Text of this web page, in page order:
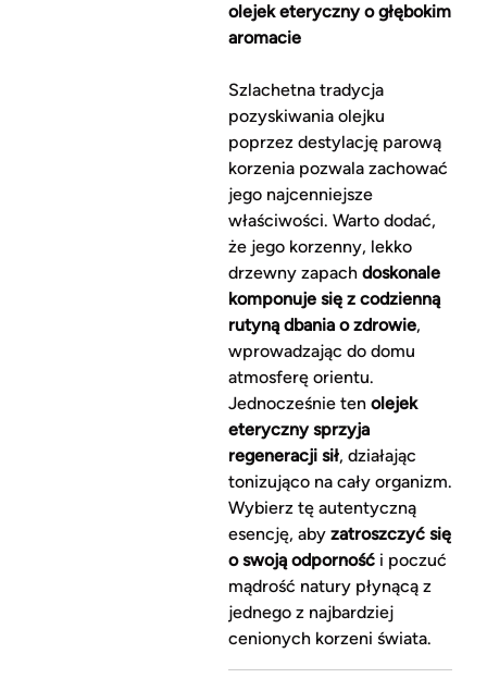
olejek eteryczny o głębokim
aromacie
Szlachetna tradycja
pozyskiwania olejku
poprzez destylację parową
korzenia pozwala zachować
jego najcenniejsze
właściwości. Warto dodać,
że jego korzenny, lekko
drzewny zapach doskonale
komponuje się z codzienną
rutyną dbania o zdrowie,
wprowadzając do domu
atmosferę orientu.
Jednocześnie ten olejek
eteryczny sprzyja
regeneracji sił, działając
tonizująco na cały organizm.
Wybierz tę autentyczną
esencję, aby zatroszczyć się
o swoją odpornośći poczuć
mądrość natury płynącą z
jednego z najbardziej
cenionych korzeni świata.